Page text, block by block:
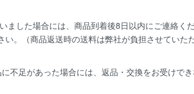
した場合には、 商品到着後8日以内にご連絡くだ
。（商品返送時の送料は弊社が負担させていただ
不足があった場合には、返品・交換をお受けで